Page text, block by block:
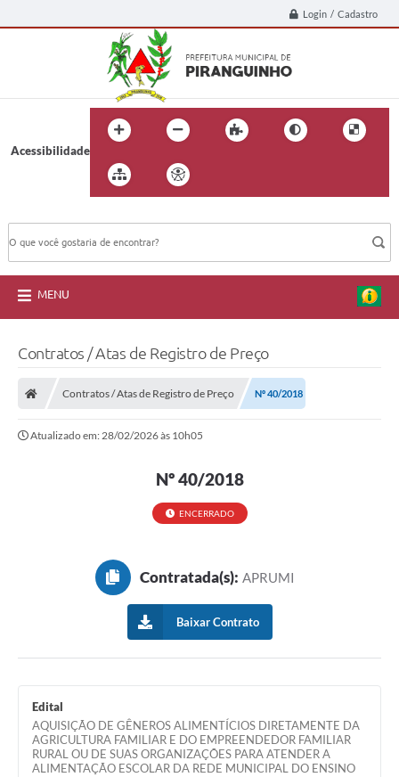
Login / Cadastro
Acessibilidade
MENU
Contratos / Atas de Registro de Preço
Contratos / Atas de Registro de Preço Nº 40/2018
Atualizado em: 28/02/2026 às 10h05
Nº 40/2018
ENCERRADO
Contratada(s): APRUMI
Baixar Contrato
Edital
AQUISIÇÃO DE GÊNEROS ALIMENTÍCIOS DIRETAMENTE DA
AGRICULTURA FAMILIAR E DO EMPREENDEDOR FAMILIAR
RURAL OU DE SUAS ORGANIZAÇÕES PARA ATENDER A
ALIMENTAÇÃO ESCOLAR DA REDE MUNICIPAL DO ENSINO